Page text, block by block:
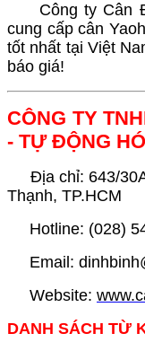
Công ty Cân
cung cấp cân
tốt nhất tại Việt
báo giá!
CÔNG TY
- TỰ ĐỘNG
Địa chỉ: 643/30A
Thạnh, TP.HCM
Hotline: (028)
Email:
Website:
DANH SÁCH TỪ